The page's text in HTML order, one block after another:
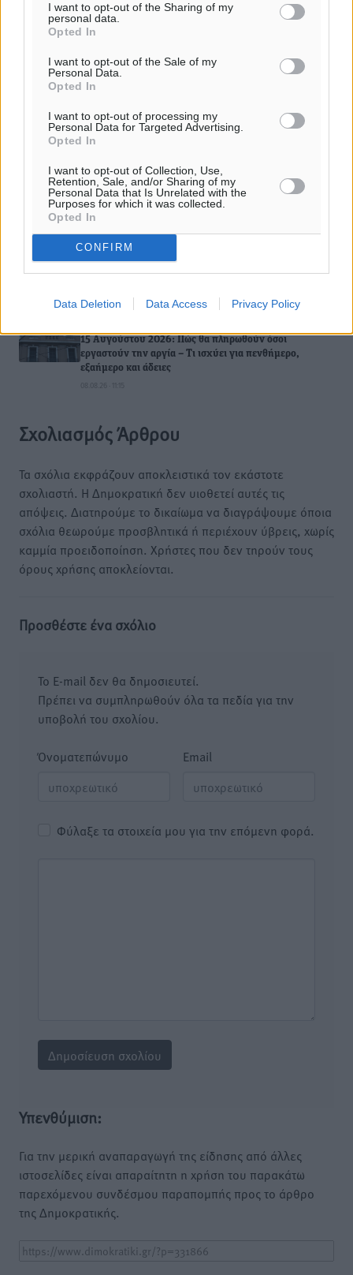
I want to opt-out of the Sharing of my
personal data.
Opted In
I want to opt-out of the Sale of my
Personal Data.
Opted In
I want to opt-out of processing my
Personal Data for Targeted Advertising.
Opted In
I want to opt-out of Collection, Use,
Retention, Sale, and/or Sharing of my
Personal Data that Is Unrelated with the
Purposes for which it was collected.
Opted In
CONFIRM
Data Deletion Data Access Privacy Policy
τον τουρισμό – Έβαλαν στο ταμείο σχεδόν 8 δισ. ευρώ
γενιές
ΕΙΔΉΣΕΙΣ
ΣΕΤΕ: Σημαντική θεσμική εξέλιξη η ΚΥΑ για το ΕΧΠ για
τον τουρισμό
08.08.26 · 11:40
ΕΙΔΉΣΕΙΣ
Σούπερ μάρκετ: Διευρύνεται η εθνική πρωτοβουλία για
15 Αυγούστου 2026: Πώς θα πληρωθούν όσοι
εργαστούν την αργία – Τι ισχύει για πενθήμερο,
εξαήμερο και άδειες
Σχολιασμός Άρθρου
Τα σχόλια εκφράζουν αποκλειστικά τον εκάστοτε
σχολιαστή. Η Δημοκρατική δεν υιοθετεί αυτές τις
απόψεις. Διατηρούμε το δικαίωμα να διαγράψουμε όποια
σχόλια θεωρούμε προσβλητικά ή περιέχουν ύβρεις, χωρίς
καμμία προειδοποίηση. Χρήστες που δεν τηρούν τους
όρους χρήσης αποκλείονται.
Προσθέστε ένα σχόλιο
Το E-mail δεν θα δημοσιευτεί.
Πρέπει να συμπληρωθούν όλα τα πεδία για την
υποβολή του σχολίου.
Όνοματεπώνυμο Email
Φύλαξε τα στοιχεία μου για την επόμενη φορά.
Υπενθύμιση:
Για την μερική αναπαραγωγή της είδησης από άλλες
ιστοσελίδες είναι απαραίτητη η χρήση του παρακάτω
παρεχόμενου συνδέσμου παραπομπής προς το άρθρο
της Δημοκρατικής.